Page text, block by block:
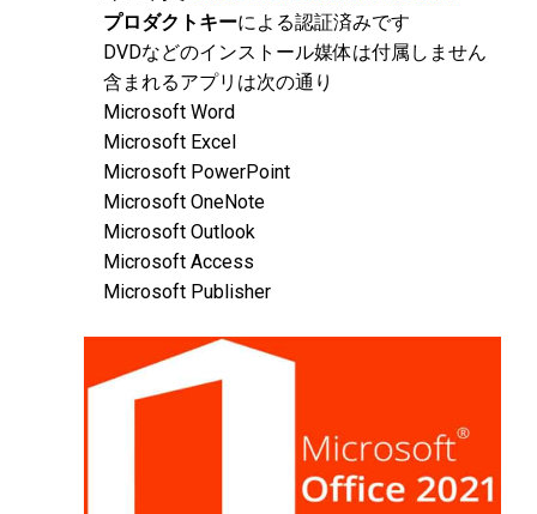
プロダクトキーによる認証済みです
DVDなどのインストール媒体は付属しません
含まれるアプリは次の通り
Microsoft Word
Microsoft Excel
Microsoft PowerPoint
Microsoft OneNote
Microsoft Outlook
Microsoft Access
Microsoft Publisher